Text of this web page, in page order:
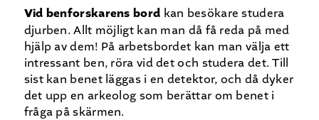
Vid benforskarens bord kan besökare studera
djurben. Allt möjligt kan man då få reda på med
hjälp av dem! På arbetsbordet kan man välja ett
intressant ben, röra vid det och studera det. Till
sist kan benet läggas i en detektor, och då dyker
det upp en arkeolog som berättar om benet i
fråga på skärmen.